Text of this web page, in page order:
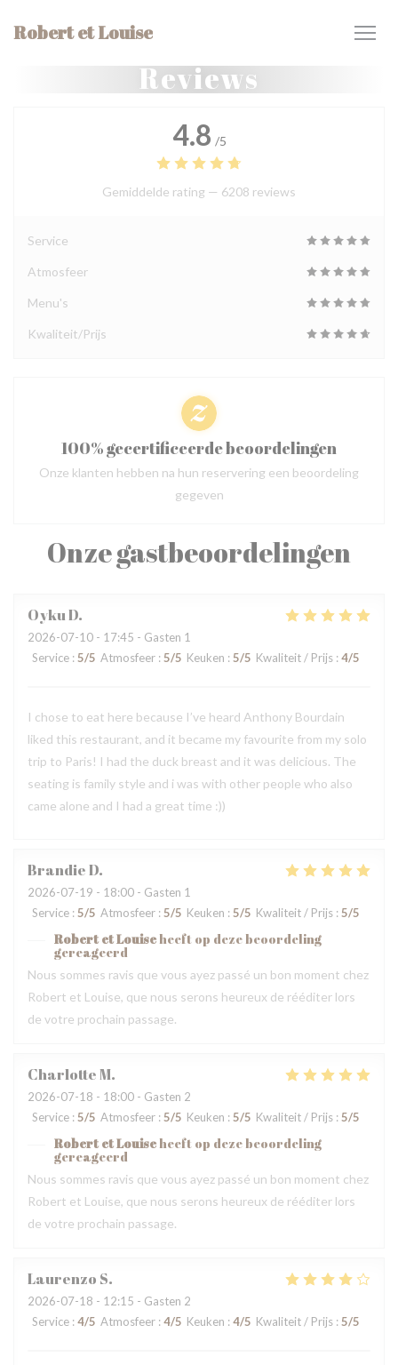
Robert et Louise
Reviews
Onze gastbeoordelingen
OykuD
2026-07-10 - 17:45 - Gasten 1
Service : 5/5 Atmosfeer : 5/5 Keuken : 5/5 Kwaliteit / Prijs : 4/5
I chose to eat here because I’ve heard Anthony Bourdain
liked this restaurant, and it became my favourite from my solo
trip to Paris! I had the duck breast and it was delicious. The
seating is family style and i was with other people who also
came alone and I had a great time :))
BrandieD
2026-07-19 - 18:00 - Gasten 1
Service : 5/5 Atmosfeer : 5/5 Keuken : 5/5 Kwaliteit / Prijs : 5/5
Robert et Louiseheeft op deze beoordeling
gereageerd
Nous sommes ravis que vous ayez passé un bon moment chez
Robert et Louise, que nous serons heureux de rééditer lors
de votre prochain passage.
CharlotteM
2026-07-18 - 18:00 - Gasten 2
Service : 5/5 Atmosfeer : 5/5 Keuken : 5/5 Kwaliteit / Prijs : 5/5
Robert et Louiseheeft op deze beoordeling
gereageerd
Nous sommes ravis que vous ayez passé un bon moment chez
Robert et Louise, que nous serons heureux de rééditer lors
de votre prochain passage.
Laurenzo S
2026-07-18 - 12:15 - Gasten 2
Service : 4/5 Atmosfeer : 4/5 Keuken : 4/5 Kwaliteit / Prijs : 5/5
4.8 /5
Gemiddelde rating — 6208 reviews
Service
Atmosfeer
Menu's
Kwaliteit/Prijs
100% gecertificeerde beoordelingen
Onze klanten hebben na hun reservering een beoordeling
gegeven